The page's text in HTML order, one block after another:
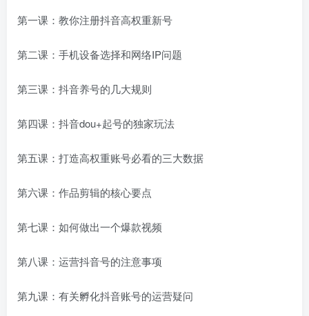
第一课：教你注册抖音高权重新号
第二课：手机设备选择和网络IP问题
第三课：抖音养号的几大规则
第四课：抖音dou+起号的独家玩法
第五课：打造高权重账号必看的三大数据
第六课：作品剪辑的核心要点
第七课：如何做出一个爆款视频
第八课：运营抖音号的注意事项
第九课：有关孵化抖音账号的运营疑问